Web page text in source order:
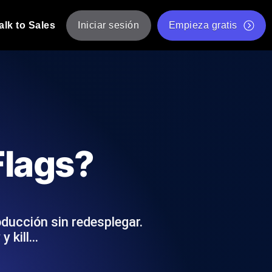
Comprobador de estado de API
Comprobador de Core Web Vitals
to Sales Iniciar sesión Empieza gratis
sin redesplegar.
y kill…